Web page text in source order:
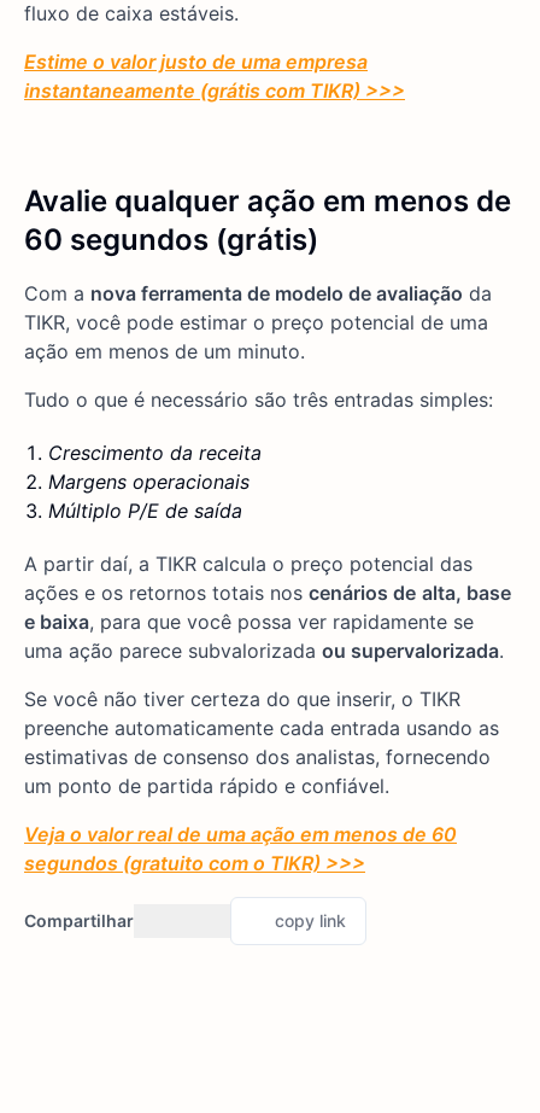
fluxo de caixa estáveis.
Estime o valor justo de uma empresa
instantaneamente (grátis com TIKR) >>>
Avalie qualquer ação em menos de
60 segundos (grátis)
Com a nova ferramenta de modelo de avaliação da
TIKR, você pode estimar o preço potencial de uma
ação em menos de um minuto.
Tudo o que é necessário são três entradas simples:
Crescimento da receita
Margens operacionais
Múltiplo P/E de saída
A partir daí, a TIKR calcula o preço potencial das
ações e os retornos totais nos cenários de alta, base
e baixa, para que você possa ver rapidamente se
uma ação parece subvalorizada ou supervalorizada.
Se você não tiver certeza do que inserir, o TIKR
preenche automaticamente cada entrada usando as
estimativas de consenso dos analistas, fornecendo
um ponto de partida rápido e confiável.
Veja o valor real de uma ação em menos de 60
segundos (gratuito com o TIKR) >>>
Compartilhar copy link